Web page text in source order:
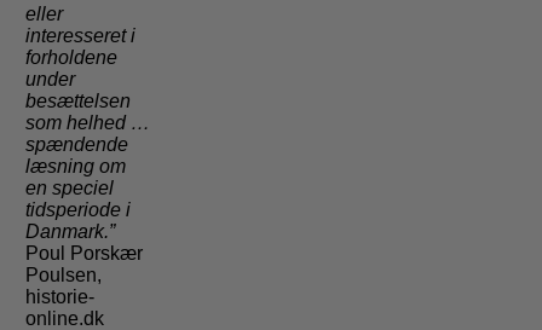
eller
interesseret i
forholdene
under
besættelsen
som helhed …
spændende
læsning om
en speciel
tidsperiode i
Danmark.”
Poul Porskær
Poulsen,
historie-
online.dk